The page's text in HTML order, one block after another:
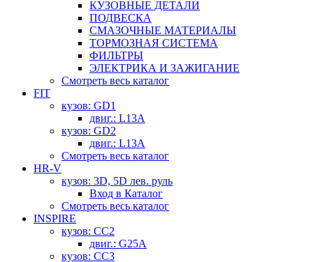
КУЗОВНЫЕ ДЕТАЛИ
ПОДВЕСКА
СМАЗОЧНЫЕ МАТЕРИАЛЫ
ТОРМОЗНАЯ СИСТЕМА
ФИЛЬТРЫ
ЭЛЕКТРИКА И ЗАЖИГАНИЕ
Смотреть весь каталог
FIT
кузов: GD1
двиг.: L13A
кузов: GD2
двиг.: L13A
Смотреть весь каталог
HR-V
кузов: 3D, 5D лев. руль
Вход в Каталог
Смотреть весь каталог
INSPIRE
кузов: CC2
двиг.: G25A
кузов: CC3